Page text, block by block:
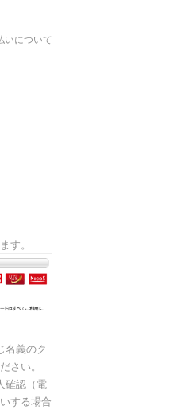
いについて
す。
名義のク
さい。
確認（電
する場合